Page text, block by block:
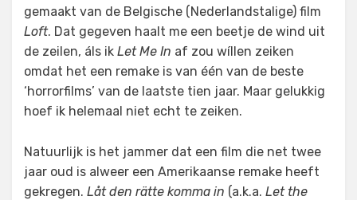
gemaakt van de Belgische (Nederlandstalige) film
Loft. Dat gegeven haalt me een beetje de wind uit
de zeilen, áls ik Let Me In af zou wíllen zeiken
omdat het een remake is van één van de beste
‘horrorfilms’ van de laatste tien jaar. Maar gelukkig
hoef ik helemaal niet echt te zeiken.
Natuurlijk is het jammer dat een film die net twee
jaar oud is alweer een Amerikaanse remake heeft
gekregen. Låt den rätte komma in (a.k.a. Let the